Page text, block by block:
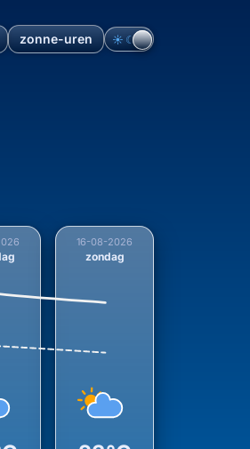
zonne-uren ☀︎ ☾
9 dagen voor
16-08-2026
zondag